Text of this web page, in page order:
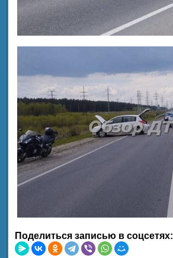
Поделиться записью в соцсетях: